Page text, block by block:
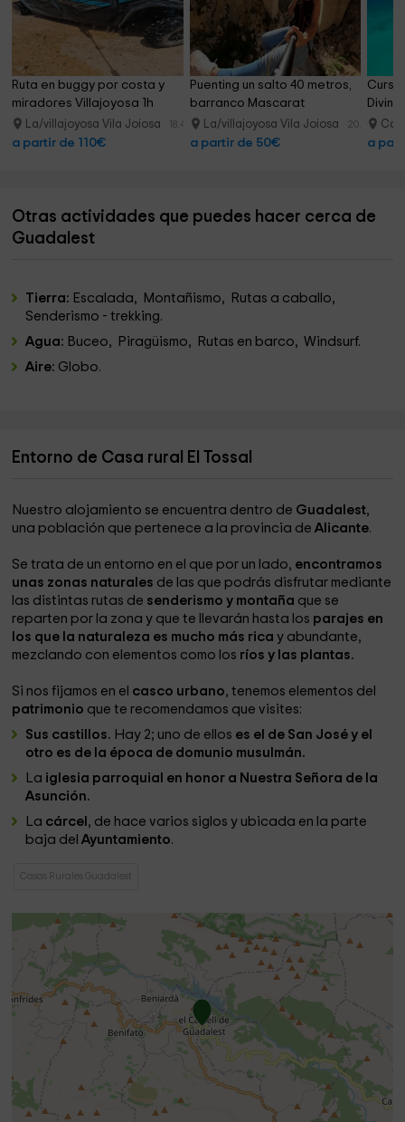
Ruta en buggy por costa y
miradores Villajoyosa 1h
La/villajoyosa Vila Joiosa 18.4 km
a partir de 110€
Puenting un salto 40 metros,
barranco Mascarat
La/villajoyosa Vila Joiosa 20.0 km
a partir de 50€
Curso
a
Otras actividades que puedes hacer cerca de
Guadalest
Tierra: Escalada, Montañismo, Rutas a caballo,
Senderismo - trekking.
Agua: Buceo, Piragüismo, Rutas en barco, Windsurf.
Aire: Globo.
Entorno de Casa rural El Tossal
Nuestro alojamiento se encuentra dentro de Guadalest,
una población que pertenece a la provincia deAlicante.
Se trata de un entorno en el que por un lado, encontramos
unas zonas naturales de las que podrás disfrutar mediante
las distintas rutas de senderismo y montaña que se
reparten por la zona y que te llevarán hasta los parajes en
los que la naturaleza es mucho más rica y abundante,
mezclando con elementos como los ríos y las plantas.
Si nos fijamos en el casco urbano, tenemos elementos del
patrimonio que te recomendamos que visites:
Sus castillos. Hay 2; uno de ellos es el de San José y el
otro es de la época de domunio musulmán.
La iglesia parroquial en honor a Nuestra Señora de la
Asunción.
La cárcel , de hace varios siglos y ubicada en la parte
baja delAyuntamiento.
Casas Rurales Guadalest